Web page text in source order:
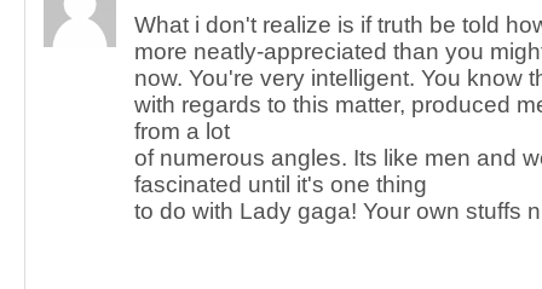
What i don't realize is if truth be told
more neatly-appreciated than you
now. You're very intelligent. You know
with regards to this matter, produced
from a lot
of numerous angles. Its like men and
fascinated until it's one thing
to do with Lady gaga! Your own stuffs